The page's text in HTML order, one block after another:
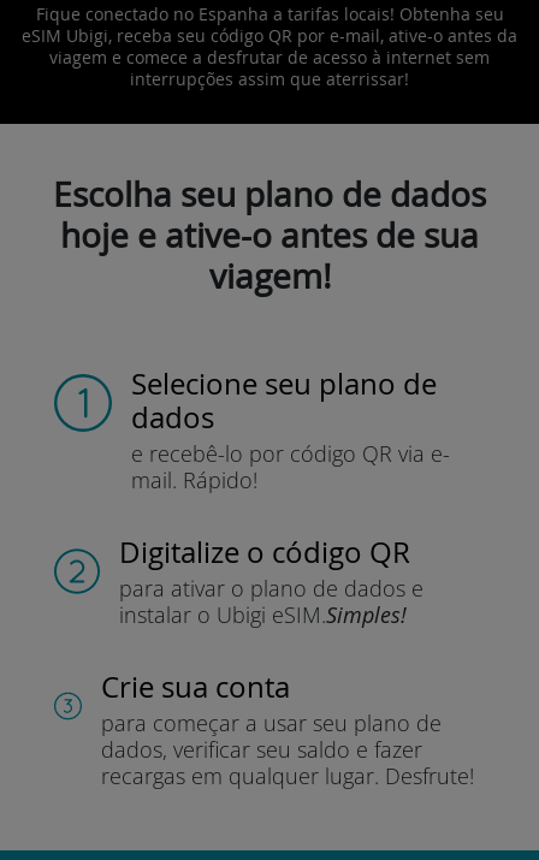
Fique conectado no Espanha a tarifas locais! Obtenha seu
eSIM Ubigi, receba seu código QR por e-mail, ative-o antes da
viagem e comece a desfrutar de acesso à internet sem
interrupções assim que aterrissar!
Escolha seu plano de dados
hoje e ative-o antes de sua
viagem!
Selecione seu plano de
dados
e recebê-lo por código QR via e-
mail. Rápido!
Digitalize o código QR
para ativar o plano de dados e
instalar o Ubigi eSIM.Simples!
Crie sua conta
para começar a usar seu plano de
dados, verificar seu saldo e fazer
recargas em qualquer lugar. Desfrute!